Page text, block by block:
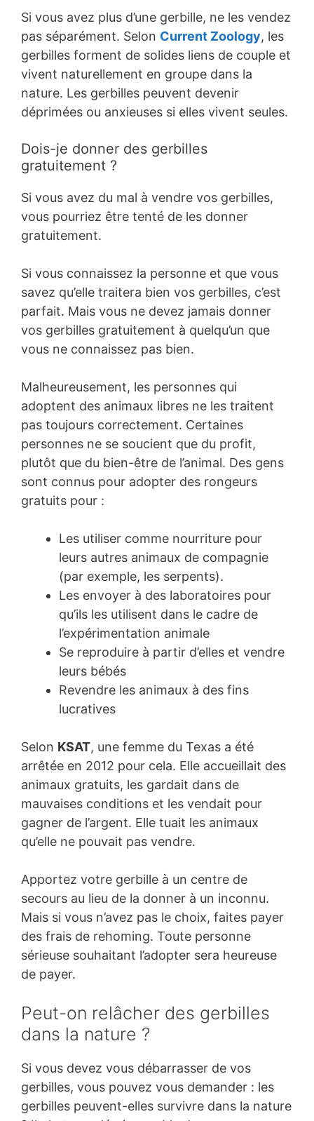
Si vous avez plus d’une gerbille, ne les vendez
pas séparément. Selon Current Zoology, les
gerbilles forment de solides liens de couple et
vivent naturellement en groupe dans la
nature. Les gerbilles peuvent devenir
déprimées ou anxieuses si elles vivent seules.
Dois-je donner des gerbilles
gratuitement ?
Si vous avez du mal à vendre vos gerbilles,
vous pourriez être tenté de les donner
gratuitement.
Si vous connaissez la personne et que vous
savez qu’elle traitera bien vos gerbilles, c’est
parfait. Mais vous ne devez jamais donner
vos gerbilles gratuitement à quelqu’un que
vous ne connaissez pas bien.
Malheureusement, les personnes qui
adoptent des animaux libres ne les traitent
pas toujours correctement. Certaines
personnes ne se soucient que du profit,
plutôt que du bien-être de l’animal. Des gens
sont connus pour adopter des rongeurs
gratuits pour :
Les utiliser comme nourriture pour
leurs autres animaux de compagnie
(par exemple, les serpents).
Les envoyer à des laboratoires pour
qu’ils les utilisent dans le cadre de
l’expérimentation animale
Se reproduire à partir d’elles et vendre
leurs bébés
Revendre les animaux à des fins
lucratives
Selon KSAT, une femme du Texas a été
arrêtée en 2012 pour cela. Elle accueillait des
animaux gratuits, les gardait dans de
mauvaises conditions et les vendait pour
gagner de l’argent. Elle tuait les animaux
qu’elle ne pouvait pas vendre.
Apportez votre gerbille à un centre de
secours au lieu de la donner à un inconnu.
Mais si vous n’avez pas le choix, faites payer
des frais de rehoming. Toute personne
sérieuse souhaitant l’adopter sera heureuse
de payer.
Peut-on relâcher des gerbilles
dans la nature ?
Si vous devez vous débarrasser de vos
gerbilles, vous pouvez vous demander : les
gerbilles peuvent-elles survivre dans la nature